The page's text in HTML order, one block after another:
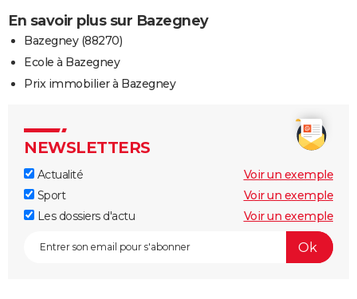
En savoir plus sur Bazegney
Bazegney (88270)
Ecole à Bazegney
Prix immobilier à Bazegney
NEWSLETTERS
Actualité
Voir un exemple
Sport
Voir un exemple
Les dossiers d'actu
Voir un exemple